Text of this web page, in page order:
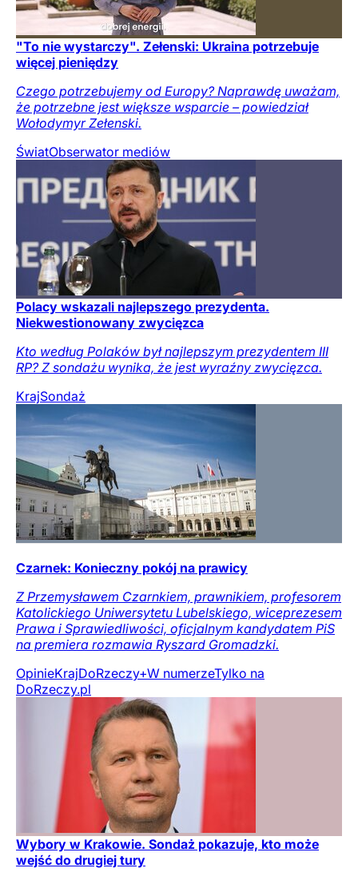
"To nie wystarczy". Zełenski: Ukraina potrzebuje
więcej pieniędzy
Czego potrzebujemy od Europy? Naprawdę uważam,
że potrzebne jest większe wsparcie – powiedział
Wołodymyr Zełenski.
ŚwiatObserwator mediów
Polacy wskazali najlepszego prezydenta.
Niekwestionowany zwycięzca
Kto według Polaków był najlepszym prezydentem III
RP? Z sondażu wynika, że jest wyraźny zwycięzca.
KrajSondaż
Czarnek: Konieczny pokój na prawicy
Z Przemysławem Czarnkiem, prawnikiem, profesorem
Katolickiego Uniwersytetu Lubelskiego, wiceprezesem
Prawa i Sprawiedliwości, oficjalnym kandydatem PiS
na premiera rozmawia Ryszard Gromadzki.
OpinieKrajDoRzeczy+W numerzeTylko na
DoRzeczy.pl
Wybory w Krakowie. Sondaż pokazuje, kto może
wejść do drugiej tury